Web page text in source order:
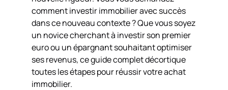
comment investir immobilier avec succès
dans ce nouveau contexte ? Que vous soyez
un novice cherchant à investir son premier
euro ou un épargnant souhaitant optimiser
ses revenus, ce guide complet décortique
toutes les étapes pour réussir votre achat
immobilier.